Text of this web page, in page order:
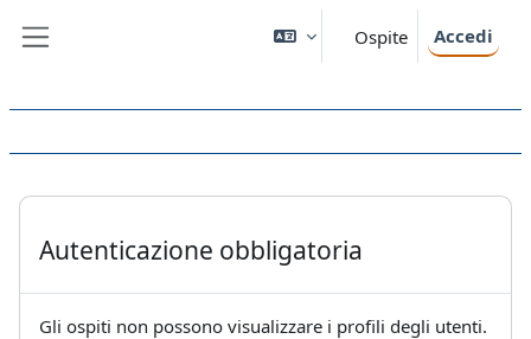
Ospite Accedi
Autenticazione obbligatoria
Gli ospiti non possono visualizzare i profili degli utenti.